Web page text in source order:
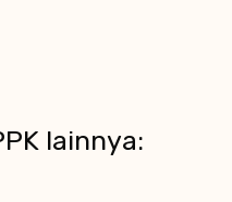
lainnya: